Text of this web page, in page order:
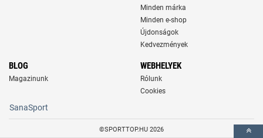
Minden márka
Minden e-shop
Újdonságok
Kedvezmények
BLOG
Magazinunk
WEBHELYEK
Rólunk
Cookies
SanaSport
©SPORTTOP.HU 2026